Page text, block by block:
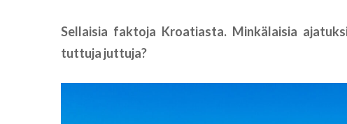
Sellaisia faktoja Kroatiasta. Minkälaisia
tuttuja juttuja?